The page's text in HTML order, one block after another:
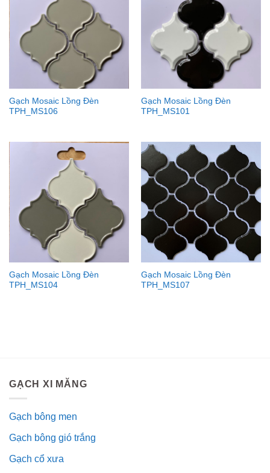
Gạch Mosaic Lồng Đèn
TPH_MS106
Gạch Mosaic Lồng Đèn
TPH_MS101
Gạch Mosaic Lồng Đèn
TPH_MS104
Gạch Mosaic Lồng Đèn
TPH_MS107
GẠCH XI MĂNG
Gạch bông men
Gạch bông gió trắng
Gạch cổ xưa